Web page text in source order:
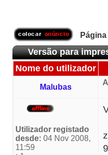
Página
Versão para
Nome do utilizador
Malubas
Utilizador registado
desde: 04 Nov 2008,
11:59